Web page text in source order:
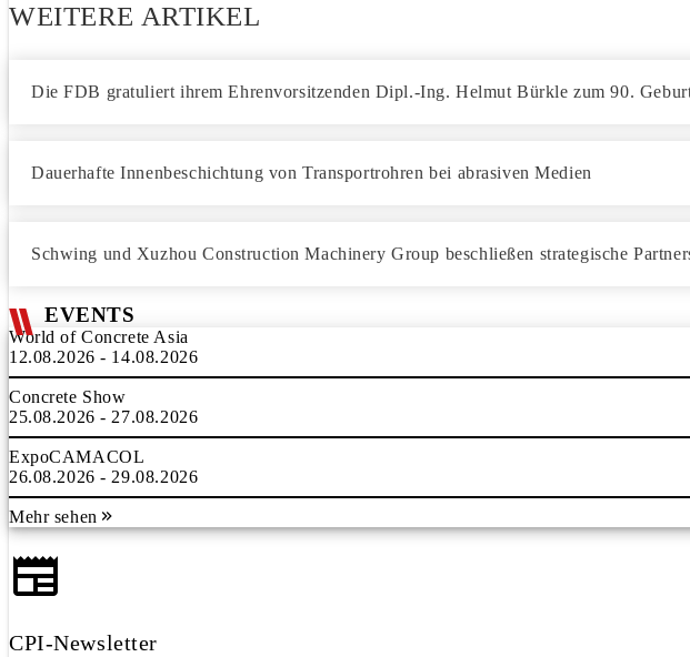
WEITERE ARTIKEL
Die FDB gratuliert ihrem Ehrenvorsitzenden Dipl.-Ing. Helmut Bürkle zum 90.
Dauerhafte Innenbeschichtung von Transportrohren bei abrasiven Medien
Schwing und Xuzhou Construction Machinery Group beschließen strategische
EVENTS
World of Concrete Asia
12.08.2026 - 14.08.2026
Concrete Show
25.08.2026 - 27.08.2026
ExpoCAMACOL
26.08.2026 - 29.08.2026
Mehr sehen
CPI-Newsletter